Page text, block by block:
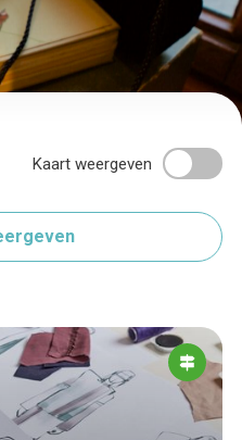
Kaart weergeven